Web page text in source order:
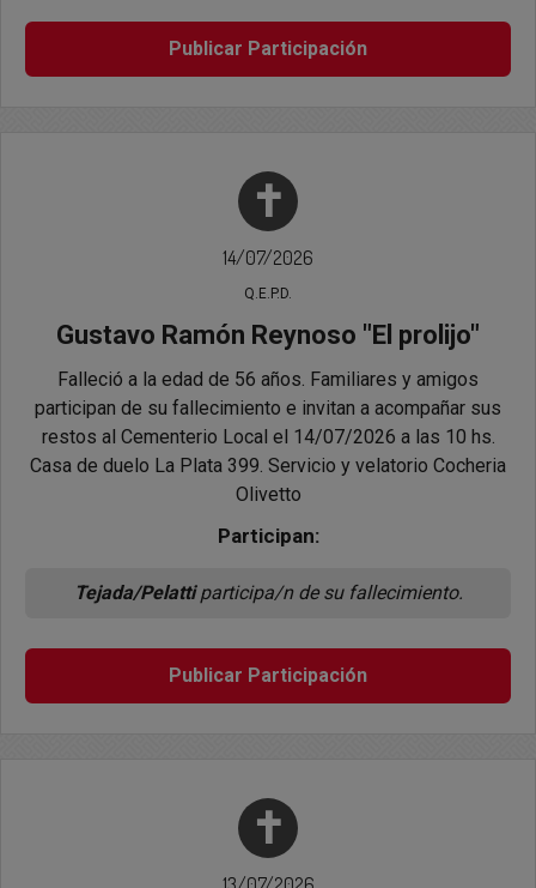
Publicar Participación
✝
14/07/2026
Q.E.P.D.
Gustavo Ramón Reynoso "El prolijo"
Falleció a la edad de 56 años. Familiares y amigos
participan de su fallecimiento e invitan a acompañar sus
restos al Cementerio Local el 14/07/2026 a las 10 hs.
Casa de duelo La Plata 399. Servicio y velatorio Cocheria
Olivetto
Participan:
Tejada/Pelattiparticipa/n de su fallecimiento.
Publicar Participación
✝